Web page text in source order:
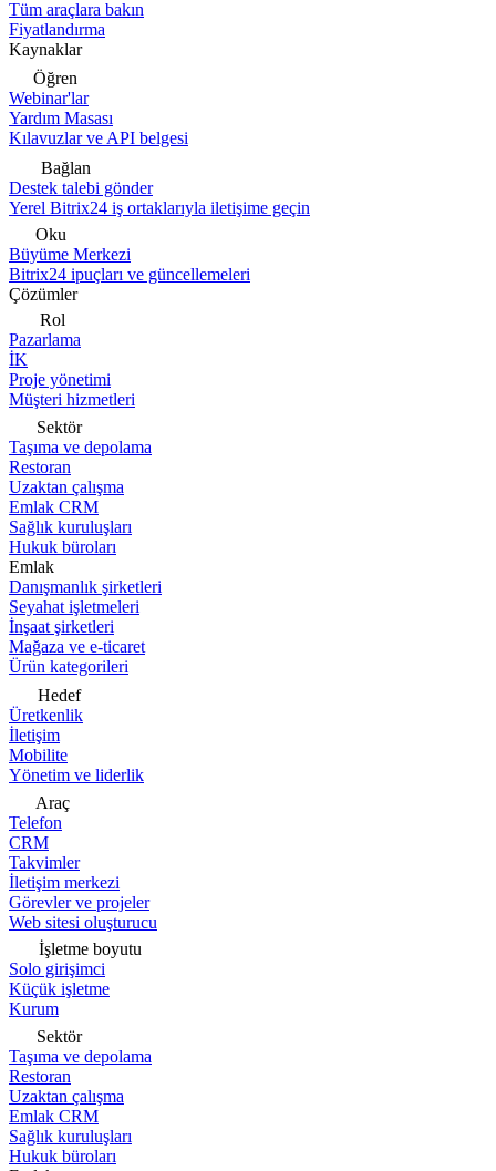
Tüm araçlara bakın
Fiyatlandırma
Kaynaklar
Öğren
Webinar'lar
Yardım Masası
Kılavuzlar ve API belgesi
Bağlan
Destek talebi gönder
Yerel Bitrix24 iş ortaklarıyla iletişime geçin
Oku
Büyüme Merkezi
Bitrix24 ipuçları ve güncellemeleri
Çözümler
Rol
Pazarlama
İK
Proje yönetimi
Müşteri hizmetleri
Sektör
Taşıma ve depolama
Restoran
Uzaktan çalışma
Emlak CRM
Sağlık kuruluşları
Hukuk büroları
Emlak
Danışmanlık şirketleri
Seyahat işletmeleri
İnşaat şirketleri
Mağaza ve e-ticaret
Ürün kategorileri
Hedef
Üretkenlik
İletişim
Mobilite
Yönetim ve liderlik
Araç
Telefon
CRM
Takvimler
İletişim merkezi
Görevler ve projeler
Web sitesi oluşturucu
İşletme boyutu
Solo girişimci
Küçük işletme
Kurum
Sektör
Taşıma ve depolama
Restoran
Uzaktan çalışma
Emlak CRM
Sağlık kuruluşları
Hukuk büroları